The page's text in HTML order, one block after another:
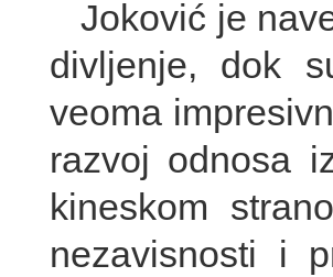
Joković je
divljenje, dok
veoma
razvoj odnosa
kineskom
nezavisnosti i